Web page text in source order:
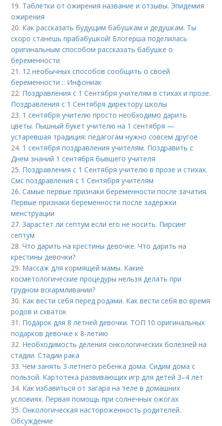
19. Таблетки от ожирения название и отзывы. Эпидемия
ожирения
20. Как рассказать будущим бабушкам и дедушкам. Ты
скоро станешь прабабушкой! Блогерша поделилась
оригинальным способом рассказать бабушке о
беременности
21. 12 необычных способов сообщить о своей
беременности :: Инфониак
22. Поздравления с 1 Сентября учителям в стихах и прозе.
Поздравления с 1 Сентября директору школы
23. 1 сентября учителю просто необходимо дарить
цветы. Пышный букет учителю на 1 сентября —
устаревшая традиция: педагогам нужно совсем другое
24. 1 сентября поздравления учителям. Поздравить с
Днем знаний 1 сентября бывшего учителя
25. Поздравления с 1 Сентября учителю в прозе и стихах.
Смс поздравления с 1 Сентября учителям
26.Самые первые признаки беременности после зачатия.
Первые признаки беременности после задержки
менструации
27.Зарастет ли септум если его не носить. Пирсинг
септум
28.Что дарить на крестины девочке. Что дарить на
крестины девочки?
29. Массаж для кормящей мамы. Какие
косметологические процедуры нельзя делать при
грудном вскармливании?
30. Как вести себя перед родами. Как вести себя во время
родов и схваток
31. Подарок для 8 летней девочки. ТОП 10 оригинальных
подарков девочке к 8-летию
32. Необходимость деления онкологических болезней на
стадии. Стадии рака
33.Чем занять 3-летнего ребенка дома. Сидим дома с
пользой. Картотека развивающих игр для детей 3–4 лет
34. Как избавиться от загара на теле в домашних
условиях. Первая помощь при солнечных ожогах
35.Онкологическая настороженность родителей..
Обсуждение